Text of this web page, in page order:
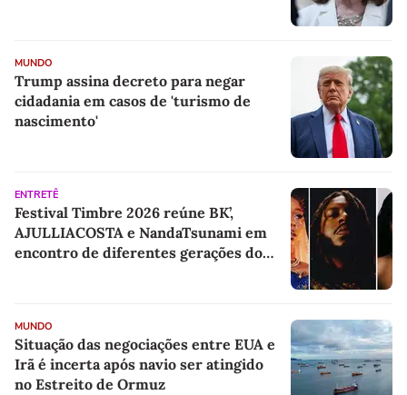
MUNDO
Trump assina decreto para negar
cidadania em casos de 'turismo de
nascimento'
ENTRETÊ
Festival Timbre 2026 reúne BK’,
AJULLIACOSTA e NandaTsunami em
encontro de diferentes gerações do
MUNDO
Situação das negociações entre EUA e
Irã é incerta após navio ser atingido
no Estreito de Ormuz